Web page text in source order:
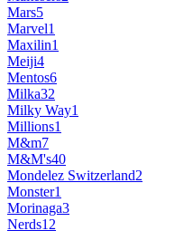
Mars5
Marvel1
Maxilin1
Meiji4
Mentos6
Milka32
Milky Way1
Millions1
M&m7
M&M's40
Mondelez Switzerland2
Monster1
Morinaga3
Nerds12